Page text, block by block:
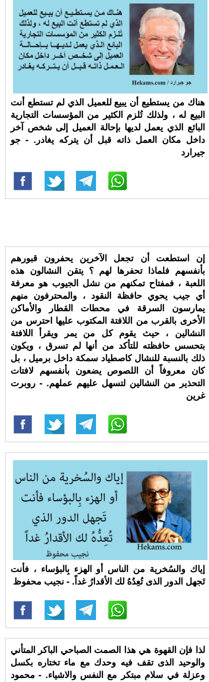
هناك من يستطيع أن يبيع للعميل الذي لم تستطع أنت
البيع له ، ولذلك تُلزم الكثير من المؤسسات التجارية
البائع الذي يعمل لديها بإحالة العميل إلى شخص آخر
داخل مكان العمل ذاته قبل أن يتركه يغادر. - جو
جيرارد
إن استطعت أن تجعل الآخرين يحفرون قبورهم
بأنفسهم فلماذا تحفرها لهم ؟ يتقن النشالون هذه
اللعبة ، فمفتاح تمكنهم من نشل الجيوب هو معرفة
أي جيب يحوي حافظة النقود ، والمحترفون منهم
يمارسون السرقة في محطات القطار والأماكن
الأخرى بالقرب من اللافتة المكتوب عليها احترس من
النشالين ، حيث يقوم كل من يمر ويقرأ اللافتة
بتحسس حافظته للتأكد من أنها لم تسرق ، ويكون
ذلك بالنسبة للنشال كاصطياد سمكة داخل برميل ، بل
كان معروفاً أن اللصوص يضعون بأنفسهم لافتات
التحذير من النشالين لتسهل عليهم عملهم. - روبرت
غرين
إياك والسُخرية من الناس أو الهزء بِالبؤساء ، فأنت
تَجهل الدور الذى تُعِدُهُ لك الأقدارُ غداً. - نجيب محفوظ
لذا فإن القهوة هي هذا الصمت الصباحي الباكر المتأني
والوحيد الذى تقف فيه وحدك مع ماء تختاره بكسل
وعزلة في سلام مبتكر مع النفس والاشياء. - محمود